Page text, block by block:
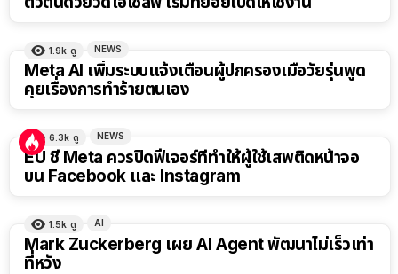
1.9k ดู NEWS
Meta AI เพิ่มระบบแจ้งเตือนผู้ปกครองเมื่อวัยรุ่นพูด
คุยเรื่องการทำร้ายตนเอง
6.3k ดู NEWS
EU ชี้ Meta ควรปิดฟีเจอร์ที่ทำให้ผู้ใช้เสพติดหน้าจอ
บน Facebook และ Instagram
1.5k ดู AI
Mark Zuckerberg เผย AI Agent พัฒนาไม่เร็วเท่า
ที่หวัง